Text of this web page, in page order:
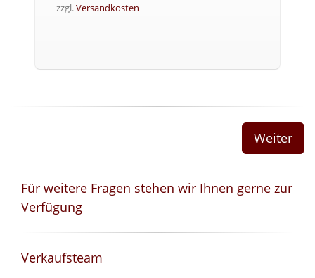
zzgl.Versandkosten
Für weitere Fragen stehen wir Ihnen gerne zur
Verfügung
Verkaufsteam